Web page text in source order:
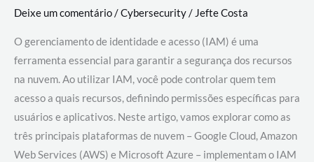
Deixe um comentário/Cybersecurity/ Jefte Costa
O gerenciamento de identidade e acesso (IAM) é uma
ferramenta essencial para garantir a segurança dos recursos
na nuvem. Ao utilizar IAM, você pode controlar quem tem
acesso a quais recursos, definindo permissões específicas para
usuários e aplicativos. Neste artigo, vamos explorar como as
três principais plataformas de nuvem – Google Cloud, Amazon
Web Services (AWS) e Microsoft Azure – implementam o IAM